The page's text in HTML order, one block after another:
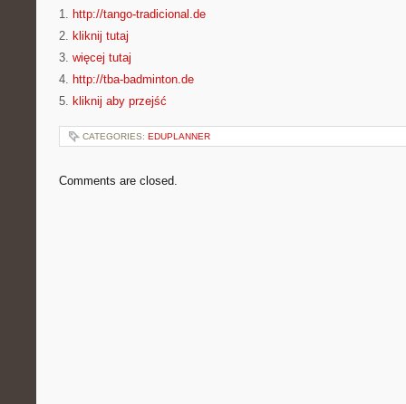
1. http://tango-tradicional.de
2. kliknij tutaj
3. więcej tutaj
4. http://tba-badminton.de
5. kliknij aby przejść
CATEGORIES: EDUPLANNER
Comments are closed.